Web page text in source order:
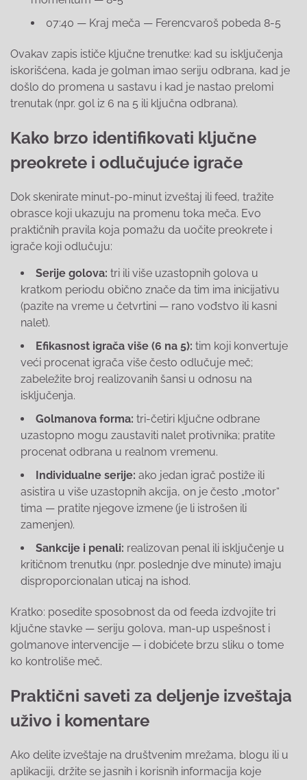
07:40 — Kraj meča — Ferencvaroš pobeda 8-5
Ovakav zapis ističe ključne trenutke: kad su isključenja
iskorišćena, kada je golman imao seriju odbrana, kad je
došlo do promena u sastavu i kad je nastao prelomi
trenutak (npr. gol iz 6 na 5 ili ključna odbrana).
Kako brzo identifikovati ključne
preokrete i odlučujuće igrače
Dok skenirate minut-po-minut izveštaj ili feed, tražite
obrasce koji ukazuju na promenu toka meča. Evo
praktičnih pravila koja pomažu da uočite preokrete i
igrače koji odlučuju:
Serije golova: tri ili više uzastopnih golova u
kratkom periodu obično znače da tim ima inicijativu
(pazite na vreme u četvrtini — rano vođstvo ili kasni
nalet).
Efikasnost igrača više (6 na 5): tim koji konvertuje
veći procenat igrača više često odlučuje meč;
zabeležite broj realizovanih šansi u odnosu na
isključenja.
Golmanova forma: tri-četiri ključne odbrane
uzastopno mogu zaustaviti nalet protivnika; pratite
procenat odbrana u realnom vremenu.
Individualne serije: ako jedan igrač postiže ili
asistira u više uzastopnih akcija, on je često „motor“
tima — pratite njegove izmene (je li istrošen ili
zamenjen).
Sankcije i penali: realizovan penal ili isključenje u
kritičnom trenutku (npr. poslednje dve minute) imaju
disproporcionalan uticaj na ishod.
Kratko: posedite sposobnost da od feeda izdvojite tri
ključne stavke — seriju golova, man-up uspešnost i
golmanove intervencije — i dobićete brzu sliku o tome
ko kontroliše meč.
Praktični saveti za deljenje izveštaja
uživo i komentare
Ako delite izveštaje na društvenim mrežama, blogu ili u
aplikaciji, držite se jasnih i korisnih informacija koje